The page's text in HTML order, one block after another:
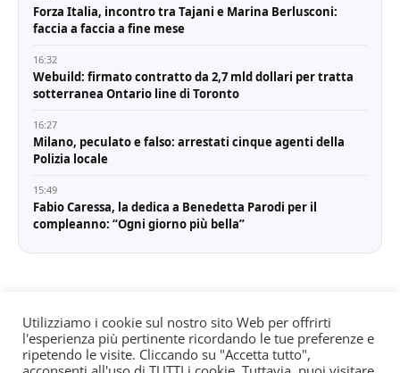
Forza Italia, incontro tra Tajani e Marina Berlusconi:
faccia a faccia a fine mese
16:32
Webuild: firmato contratto da 2,7 mld dollari per tratta
sotterranea Ontario line di Toronto
16:27
Milano, peculato e falso: arrestati cinque agenti della
Polizia locale
15:49
Fabio Caressa, la dedica a Benedetta Parodi per il
compleanno: “Ogni giorno più bella”
© All rights reserved. Quotidiano registrato all'albo dei
giornali e periodici presso il Tribunale di Torino n. 25
Utilizziamo i cookie sul nostro sito Web per offrirti
l'esperienza più pertinente ricordando le tue preferenze e
ripetendo le visite. Cliccando su "Accetta tutto",